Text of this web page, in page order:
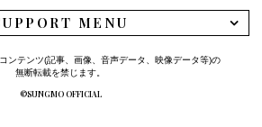
MENU
ンテンツ(記事、画像、音声データ、映像データ等)の
無断転載を禁じます。
©SUNGMO OFFICIAL